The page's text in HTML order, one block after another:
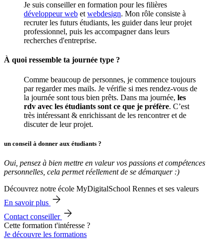
Je suis conseiller en formation pour les filières
développeur web et webdesign. Mon rôle consiste à
recruter les futurs étudiants, les guider dans leur projet
professionnel, puis les accompagner dans leurs
recherches d'entreprise.
À quoi ressemble ta journée type ?
Comme beaucoup de personnes, je commence toujours
par regarder mes mails. Je vérifie si mes rendez-vous de
la journée sont tous bien prêts. Dans ma journée, les
rdv avec les étudiants sont ce que je préfère. C’est
très intéressant & enrichissant de les rencontrer et de
discuter de leur projet.
un conseil à donner aux étudiants ?
Oui, pensez à bien mettre en valeur vos passions et compétences
personnelles, cela permet réellement de se démarquer :)
Découvrez notre école MyDigitalSchool Rennes et ses valeurs
En savoir plus
Contact conseiller
Cette formation t'intéresse ?
Je découvre les formations